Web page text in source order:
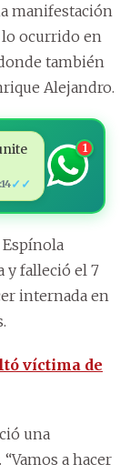
manifestación
lo ocurrido en
también
Alejandro.
✓✓
1
y falleció el 7
internada en
víctima de
una
a hacer